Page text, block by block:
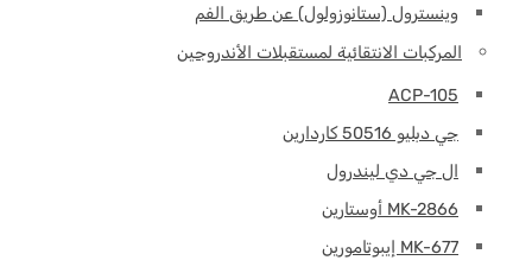
وينسترول (ستانوزولول) عن طريق الفم
المركبات الانتقائية لمستقبلات الأندروجين
ACP-105
جي دبليو 50516 كاردارين
ال جي دي ليندرول
MK-2866 أوستارين
MK-677 إيبوتامورين